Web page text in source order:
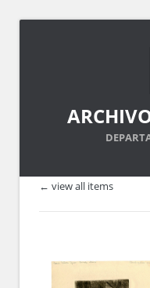
← view all items